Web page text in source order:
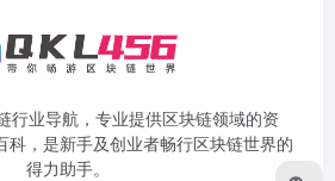
业导航，专业提供区块链领域的资
科，是新手及创业者畅行区块链世界的
得力助手。